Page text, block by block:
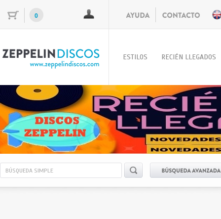
0
ESTILOS RECIÉN LLEGADOS